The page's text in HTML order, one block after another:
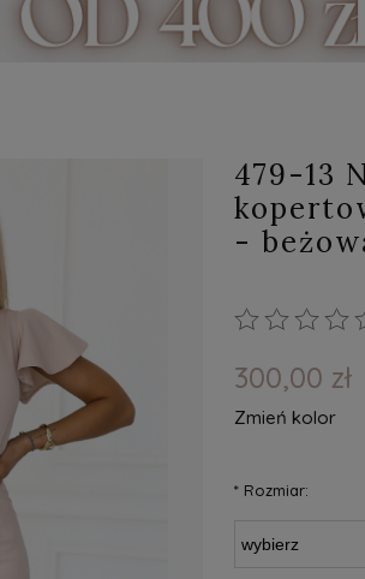
479-13
-
300,00 zł
Zmień kolor
*Rozmiar: